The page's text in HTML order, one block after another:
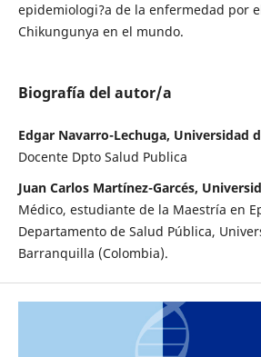
epidemiologi?a de la enfermedad por
Chikungunya en el mundo.
Biografía del autor/a
Edgar Navarro-Lechuga, Universidad
Docente Dpto Salud Publica
Juan Carlos Martínez-Garcés,
Médico, estudiante de la Maestría en
Departamento de Salud Pública,
Barranquilla (Colombia).